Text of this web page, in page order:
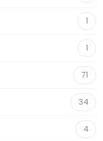
1
1
71
34
4